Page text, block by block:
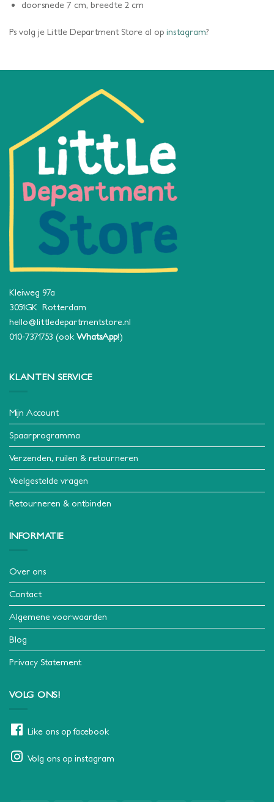
doorsnede 7 cm, breedte 2 cm
Ps volg je Little Department Store al op instagram?
Kleiweg 97a
3051GK Rotterdam
hello@littledepartmentstore.nl
010-7371753 (ook WhatsApp!)
KLANTEN SERVICE
Mijn Account
Spaarprogramma
Verzenden, ruilen & retourneren
Veelgestelde vragen
Retourneren & ontbinden
INFORMATIE
Over ons
Contact
Algemene voorwaarden
Blog
Privacy Statement
VOLG ONS!
Like ons op facebook
Volg ons op instagram